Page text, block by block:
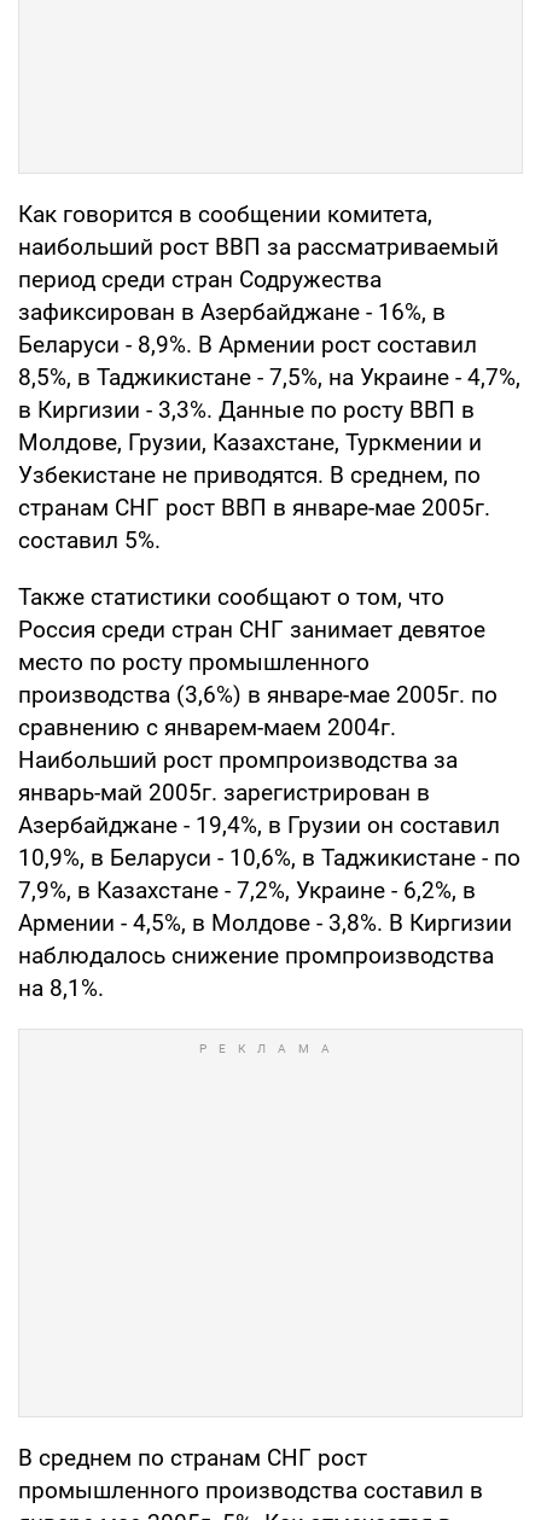
Как говорится в сообщении комитета,
наибольший рост ВВП за рассматриваемый
период среди стран Содружества
зафиксирован в Азербайджане - 16%, в
Беларуси - 8,9%. В Армении рост составил
8,5%, в Таджикистане - 7,5%, на Украине - 4,7%,
в Киргизии - 3,3%. Данные по росту ВВП в
Молдове, Грузии, Казахстане, Туркмении и
Узбекистане не приводятся. В среднем, по
странам СНГ рост ВВП в январе-мае 2005г.
составил 5%.
Также статистики сообщают о том, что
Россия среди стран СНГ занимает девятое
место по росту промышленного
производства (3,6%) в январе-мае 2005г. по
сравнению с январем-маем 2004г.
Наибольший рост промпроизводства за
январь-май 2005г. зарегистрирован в
Азербайджане - 19,4%, в Грузии он составил
10,9%, в Беларуси - 10,6%, в Таджикистане - по
7,9%, в Казахстане - 7,2%, Украине - 6,2%, в
Армении - 4,5%, в Молдове - 3,8%. В Киргизии
наблюдалось снижение промпроизводства
на 8,1%.
В среднем по странам СНГ рост
промышленного производства составил в